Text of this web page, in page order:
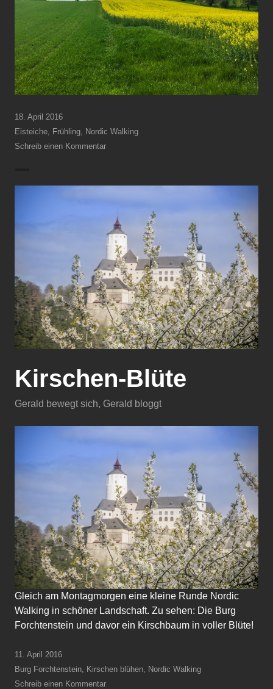
18. April 2016
Eisteiche, Frühling, Nordic Walking
Schreib einen Kommentar
Kirschen-Blüte
Gerald bewegt sich, Gerald bloggt
Gleich am Montagmorgen eine kleine Runde Nordic
Walking in schöner Landschaft. Zu sehen: Die Burg
Forchtenstein und davor ein Kirschbaum in voller Blüte!
11. April 2016
Burg Forchtenstein Kirschen blühen Nordic Walking
Schreib einen Kommentar